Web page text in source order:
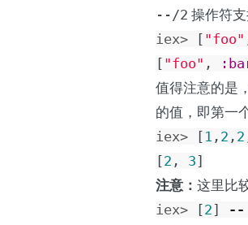
--/2 操作符
iex> [ "foo"
[ "foo" ,
值得注意的是
的值，即第一
iex> [ 1 , 2 , 2
[2 , 3]
注意： 这里比
iex> [2] --